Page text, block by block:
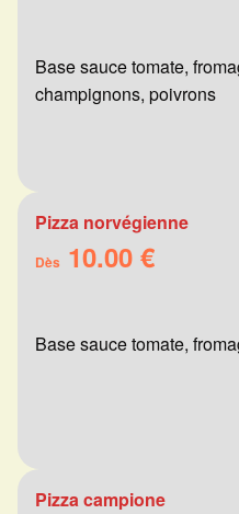
Base sauce tomate,
champignons, poivrons
Pizza norvégienne
Dès 10.00 €
Base sauce tomate,
Pizza campione